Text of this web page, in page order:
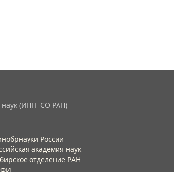
наук (ИНГГ СО РАН)
России
академия наук
отделение РАН